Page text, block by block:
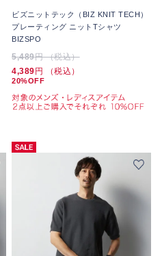
ビズニットテック（BIZ KNIT TECH）
プレーティング ニットTシャツ
BIZSPO
5,489円 （税込）
4,389円 （税込）
20%OFF